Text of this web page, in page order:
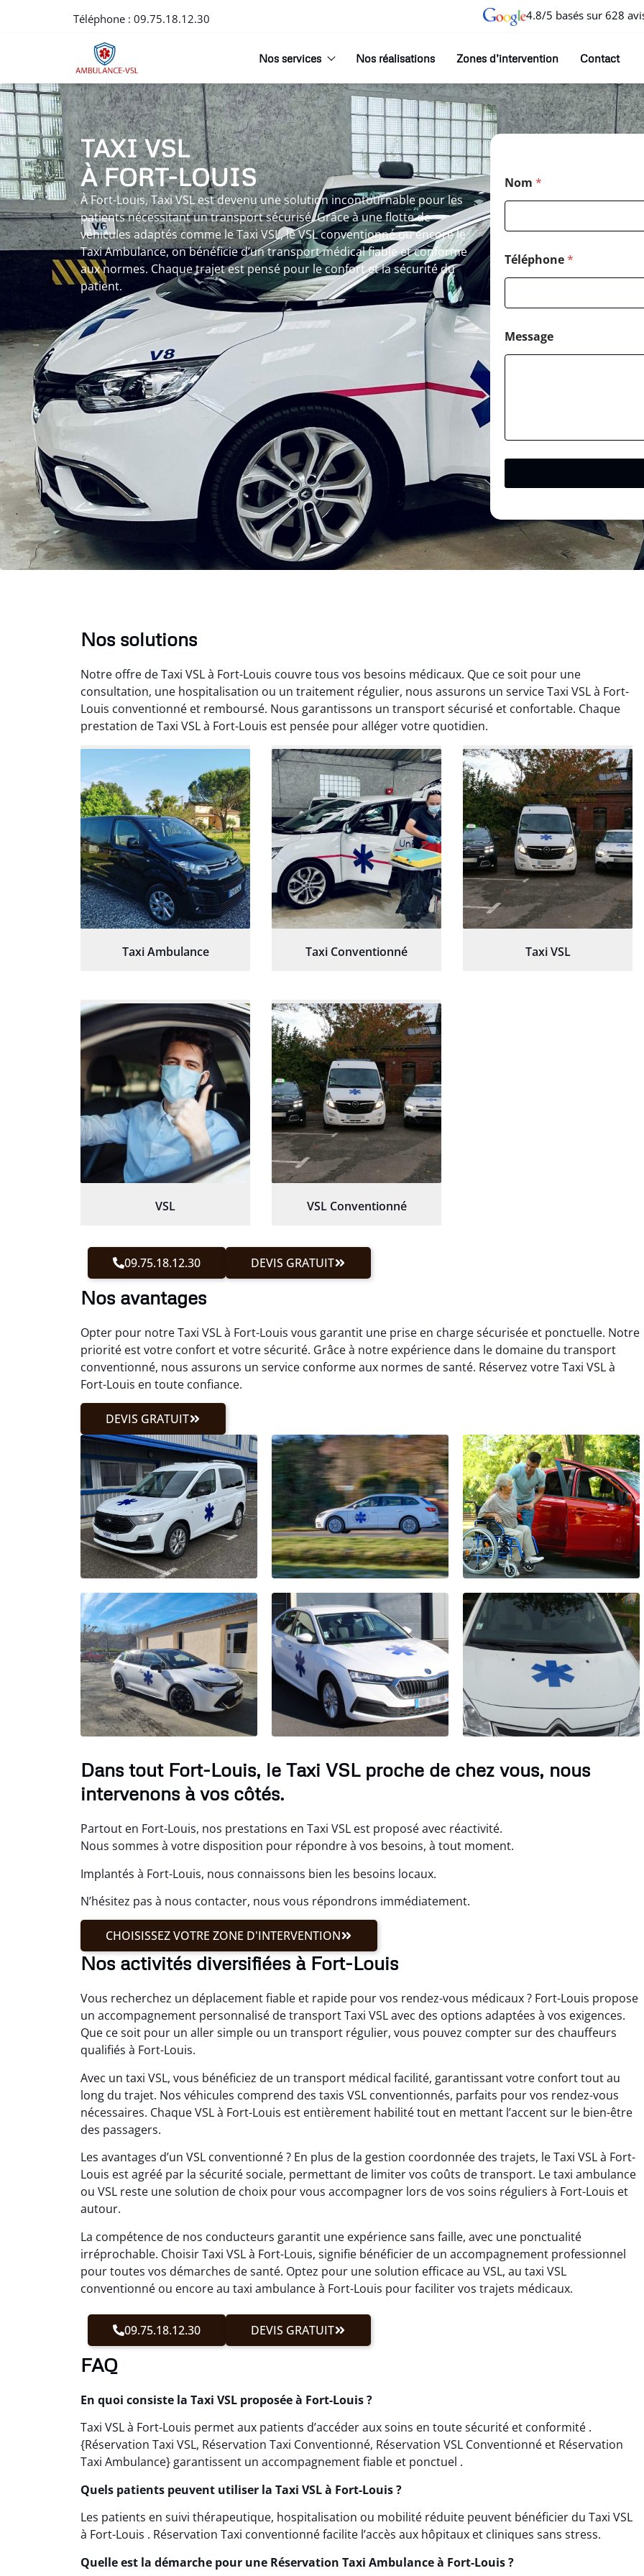
Téléphone : 09.75.18.12.30 4.8/5 basés sur 628
Nos services Nos réalisations Zones d’intervention Contact
TAXI VSL
À FORT-LOUIS
À Fort-Louis, Taxi VSL est devenu une solution incontournable pour les
patients nécessitant un transport sécurisé. Grâce à une flotte de
véhicules adaptés comme le Taxi VSL, le VSL conventionné ou encore le
Taxi Ambulance, on bénéficie d’un transport médical fiable et conforme
aux normes. Chaque trajet est pensé pour le confort et la sécurité du
patient.
Nom *
Téléphone*
Message
Nos solutions
Notre offre de Taxi VSL à Fort-Louis couvre tous vos besoins médicaux. Que ce soit pour une
consultation, une hospitalisation ou un traitement régulier, nous assurons un service Taxi VSL à Fort-
Louis conventionné et remboursé. Nous garantissons un transport sécurisé et confortable. Chaque
prestation de Taxi VSL à Fort-Louis est pensée pour alléger votre quotidien.
Taxi Ambulance Taxi Conventionné Taxi VSL
VSL VSL Conventionné
09.75.18.12.30 DEVIS GRATUIT
Nos avantages
Opter pour notre Taxi VSL à Fort-Louis vous garantit une prise en charge sécurisée et ponctuelle. Notre
priorité est votre confort et votre sécurité. Grâce à notre expérience dans le domaine du transport
conventionné, nous assurons un service conforme aux normes de santé. Réservez votre Taxi VSL à
Fort-Louis en toute confiance.
DEVIS GRATUIT
Dans tout Fort-Louis, le Taxi VSL proche de chez vous, nous
intervenons à vos côtés.
Partout en Fort-Louis, nos prestations en Taxi VSL est proposé avec réactivité.
Nous sommes à votre disposition pour répondre à vos besoins, à tout moment.
Implantés à Fort-Louis, nous connaissons bien les besoins locaux.
N’hésitez pas à nous contacter, nous vous répondrons immédiatement.
CHOISISSEZ VOTRE ZONE D'INTERVENTION
Nos activités diversifiées à Fort-Louis
Vous recherchez un déplacement fiable et rapide pour vos rendez-vous médicaux ? Fort-Louis propose
un accompagnement personnalisé de transport Taxi VSL avec des options adaptées à vos exigences.
Que ce soit pour un aller simple ou un transport régulier, vous pouvez compter sur des chauffeurs
qualifiés à Fort-Louis.
Avec un taxi VSL, vous bénéficiez de un transport médical facilité, garantissant votre confort tout au
long du trajet. Nos véhicules comprend des taxis VSL conventionnés, parfaits pour vos rendez-vous
nécessaires. Chaque VSL à Fort-Louis est entièrement habilité tout en mettant l’accent sur le bien-être
des passagers.
Les avantages d’un VSL conventionné ? En plus de la gestion coordonnée des trajets, le Taxi VSL à Fort-
Louis est agréé par la sécurité sociale, permettant de limiter vos coûts de transport. Le taxi ambulance
ou VSL reste une solution de choix pour vous accompagner lors de vos soins réguliers à Fort-Louis et
autour.
La compétence de nos conducteurs garantit une expérience sans faille, avec une ponctualité
irréprochable. Choisir Taxi VSL à Fort-Louis, signifie bénéficier de un accompagnement professionnel
pour toutes vos démarches de santé. Optez pour une solution efficace au VSL, au taxi VSL
conventionné ou encore au taxi ambulance à Fort-Louis pour faciliter vos trajets médicaux.
09.75.18.12.30 DEVIS GRATUIT
FAQ
En quoi consiste la Taxi VSL proposée à Fort-Louis ?
Taxi VSL à Fort-Louis permet aux patients d’accéder aux soins en toute sécurité et conformité .
{Réservation Taxi VSL, Réservation Taxi Conventionné, Réservation VSL Conventionné et Réservation
Taxi Ambulance} garantissent un accompagnement fiable et ponctuel .
Quels patients peuvent utiliser la Taxi VSL à Fort-Louis ?
Les patients en suivi thérapeutique, hospitalisation ou mobilité réduite peuvent bénéficier du Taxi VSL
à Fort-Louis . Réservation Taxi conventionné facilite l’accès aux hôpitaux et cliniques sans stress.
Quelle est la démarche pour une Réservation Taxi Ambulance à Fort-Louis ?
Arnaud Deschamps
30 janvier 2025
Très satisfait du transport,
tout s’est bien déroulé.
Chauffeur à l’écoute et
patient.
Jérémy Ferrand
8 septembre 2024
Transport ponctuel et
personnel très attentionné.
Très satisfait du service.